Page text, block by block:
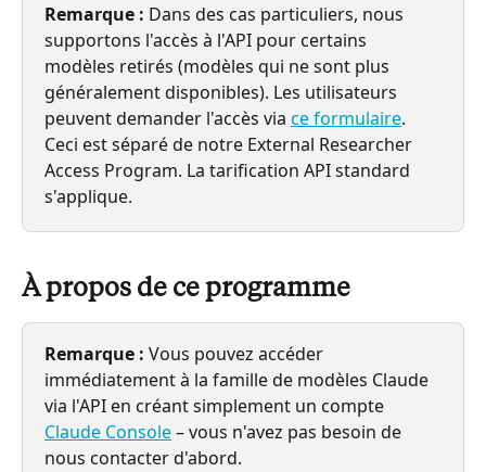
Remarque : Dans des cas particuliers, nous
supportons l'accès à l'API pour certains
modèles retirés (modèles qui ne sont plus
généralement disponibles). Les utilisateurs
peuvent demander l'accès via ce formulaire.
Ceci est séparé de notre External Researcher
Access Program. La tarification API standard
s'applique.
À propos de ce programme
Remarque : Vous pouvez accéder
immédiatement à la famille de modèles Claude
via l'API en créant simplement un compte
Claude Console – vous n'avez pas besoin de
nous contacter d'abord.